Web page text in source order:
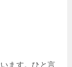
ます。ひと言